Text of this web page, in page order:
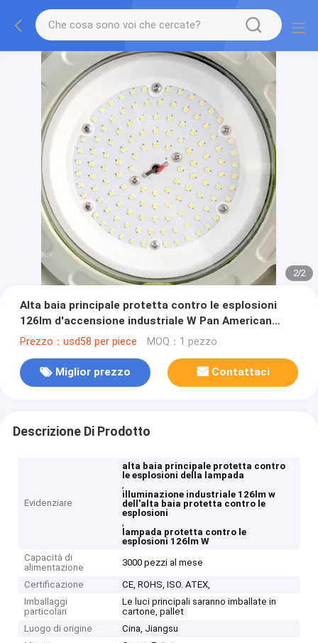
2/2
Alta baia principale protetta contro le esplosioni
126lm d'accensione industriale W Pan American
Waterproof della lampada
Prezzo：usd58 per piece MOQ：1 pezzo
Miglior prezzo Contattaci
Descrizione Di Prodotto
Evidenziare
alta baia principale protetta contro
le esplosioni della lampada
,
illuminazione industriale 126lm w
dell'alta baia protetta contro le
esplosioni
,
lampada protetta contro le
esplosioni 126lm W
Capacità di
alimentazione
3000 pezzi al mese
Certificazione
CE, ROHS, ISO. ATEX,
Imballaggi
particolari
Le luci principali saranno imballate in
cartone, pallet
Luogo di origine
Cina, Jiangsu